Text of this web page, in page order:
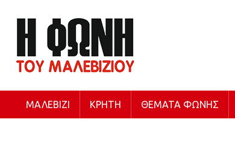
ΜΑΛΕΒΊΖΙ ΚΡΉΤΗ ΘΈΜΑΤΑ ΦΩΝΉΣ